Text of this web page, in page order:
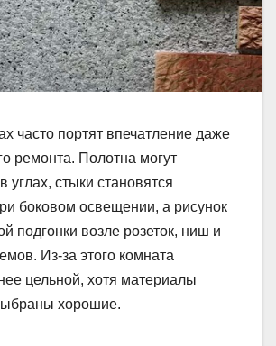
часто портят впечатление даже
ремонта. Полотна могут
углах, стыки становятся
боковом освещении, а рисунок
подгонки возле розеток, ниш и
Из-за этого комната
цельной, хотя материалы
хорошие.